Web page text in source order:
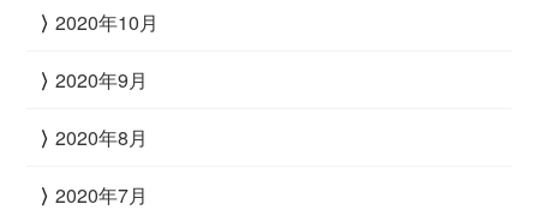
2020年10月
2020年9月
2020年8月
2020年7月